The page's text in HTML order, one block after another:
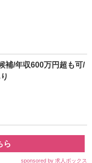
補/年収600万円超も可/
ら
sponsored by 求人ボックス